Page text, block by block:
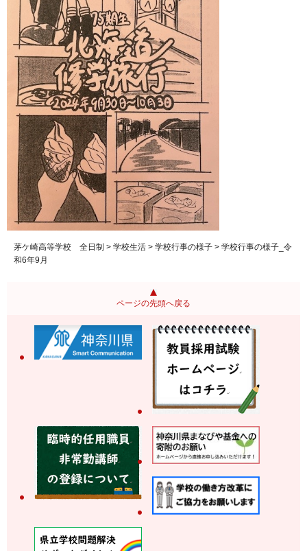
茅ケ崎高等学校 全日制 > 学校生活 > 学校行事の様子 > 学校行事の様子_令
和6年9月
ページの先頭へ戻る